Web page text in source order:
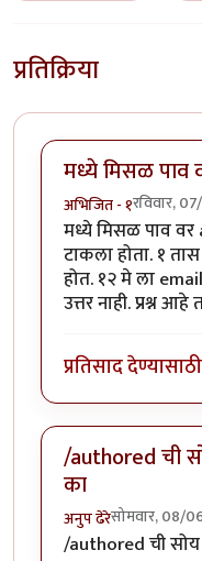
प्रतिक्रिया
मध्ये मिसळ पाव
अभिजित - १रविवार,
मध्ये मिसळ पाव
टाकला होता. १
होत. १२ मे ला
उत्तर नाही. प्रश्न
प्रतिसाद देण्यासाठी
/authored ची
का
अनुप ढेरेसोमवार, 08/
/authored ची